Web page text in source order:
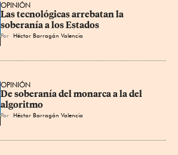
OPINIÓN
Las tecnológicas arrebatan la
soberanía a los Estados
Por Héctor Barragán Valencia
OPINIÓN
De soberanía del monarca a la del
algoritmo
Por Héctor Barragán Valencia